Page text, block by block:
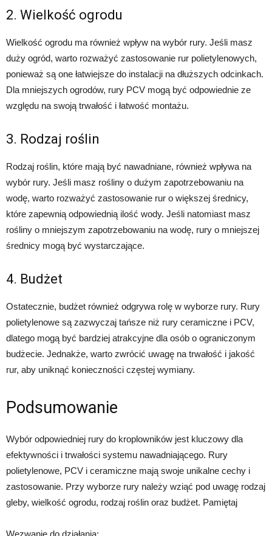
2. Wielkość ogrodu
Wielkość ogrodu ma również wpływ na wybór rury. Jeśli masz
duży ogród, warto rozważyć zastosowanie rur polietylenowych,
ponieważ są one łatwiejsze do instalacji na dłuższych odcinkach.
Dla mniejszych ogrodów, rury PCV mogą być odpowiednie ze
względu na swoją trwałość i łatwość montażu.
3. Rodzaj roślin
Rodzaj roślin, które mają być nawadniane, również wpływa na
wybór rury. Jeśli masz rośliny o dużym zapotrzebowaniu na
wodę, warto rozważyć zastosowanie rur o większej średnicy,
które zapewnią odpowiednią ilość wody. Jeśli natomiast masz
rośliny o mniejszym zapotrzebowaniu na wodę, rury o mniejszej
średnicy mogą być wystarczające.
4. Budżet
Ostatecznie, budżet również odgrywa rolę w wyborze rury. Rury
polietylenowe są zazwyczaj tańsze niż rury ceramiczne i PCV,
dlatego mogą być bardziej atrakcyjne dla osób o ograniczonym
budżecie. Jednakże, warto zwrócić uwagę na trwałość i jakość
rur, aby uniknąć konieczności częstej wymiany.
Podsumowanie
Wybór odpowiedniej rury do kroplowników jest kluczowy dla
efektywności i trwałości systemu nawadniającego. Rury
polietylenowe, PCV i ceramiczne mają swoje unikalne cechy i
zastosowanie. Przy wyborze rury należy wziąć pod uwagę rodzaj
gleby, wielkość ogrodu, rodzaj roślin oraz budżet. Pamiętaj
Wezwanie do działania: